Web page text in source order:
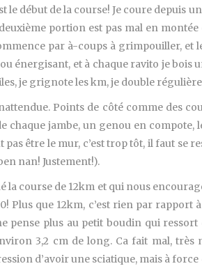
le début de la course! Je coure
portion est pas mal en
par à-coups à grimpouiller, et
énergisant, et à chaque ravito je
je grignote les km, je double
Points de côté comme des
chaque jambe, un genou en compote,
pas être le mur, c’est trop tôt, il faut
nan! Justement!).
course de 12km et qui nous
Plus que 12km, c’est rien par
pense plus au petit boudin qui
3,2 cm de long. Ca fait mal,
d’avoir une sciatique, mais à